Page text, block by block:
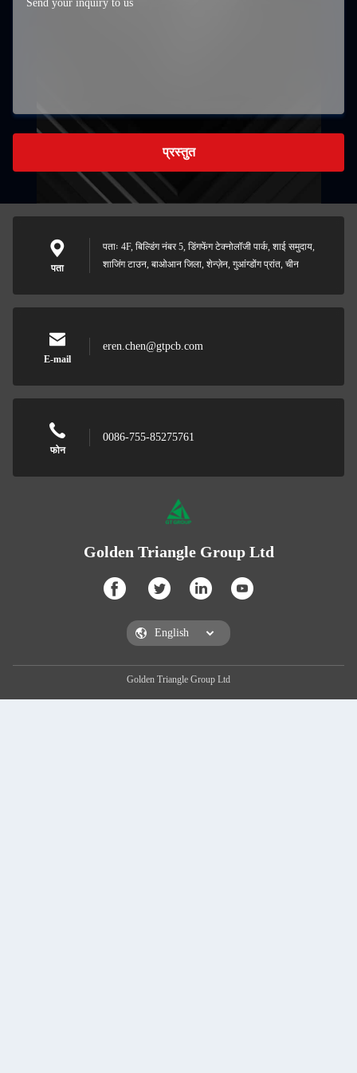
प्रस्तुत
पता
पताः 4F, बिल्डिंग नंबर 5, डिंगफेंग टेक्नोलॉजी पार्क, शाई समुदाय,
शाजिंग टाउन, बाओआन जिला, शेन्ज़ेन, गुआंग्डोंग प्रांत, चीन
E-mail
eren.chen@gtpcb.com
फोन
0086-755-85275761
Golden Triangle Group Ltd
Golden Triangle Group Ltd